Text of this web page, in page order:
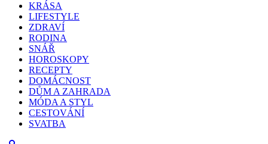
KRÁSA
LIFESTYLE
ZDRAVÍ
RODINA
SNÁŘ
HOROSKOPY
RECEPTY
DOMÁCNOST
DŮM A ZAHRADA
MÓDA A STYL
CESTOVÁNÍ
SVATBA